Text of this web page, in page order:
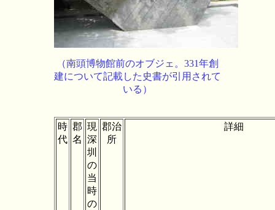
（南頭博物館前のオブジェ。331年創
建について記載した史書が引用されて
いる）
時
代
郡
名
現
深
圳
の
当
時
の
郡治
所
詳細